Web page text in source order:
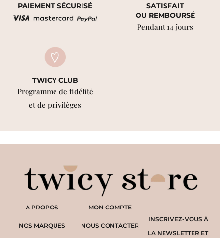
PAIEMENT SÉCURISÉ
SATISFAIT
OU REMBOURSÉ
Pendant 14 jours
TWICY CLUB
Programme de fidélité
et de privilèges
A PROPOS
NOS MARQUES
INSCRIVEZ-VOUS À
LA NEWSLETTER ET
MON COMPTE
NOUS CONTACTER